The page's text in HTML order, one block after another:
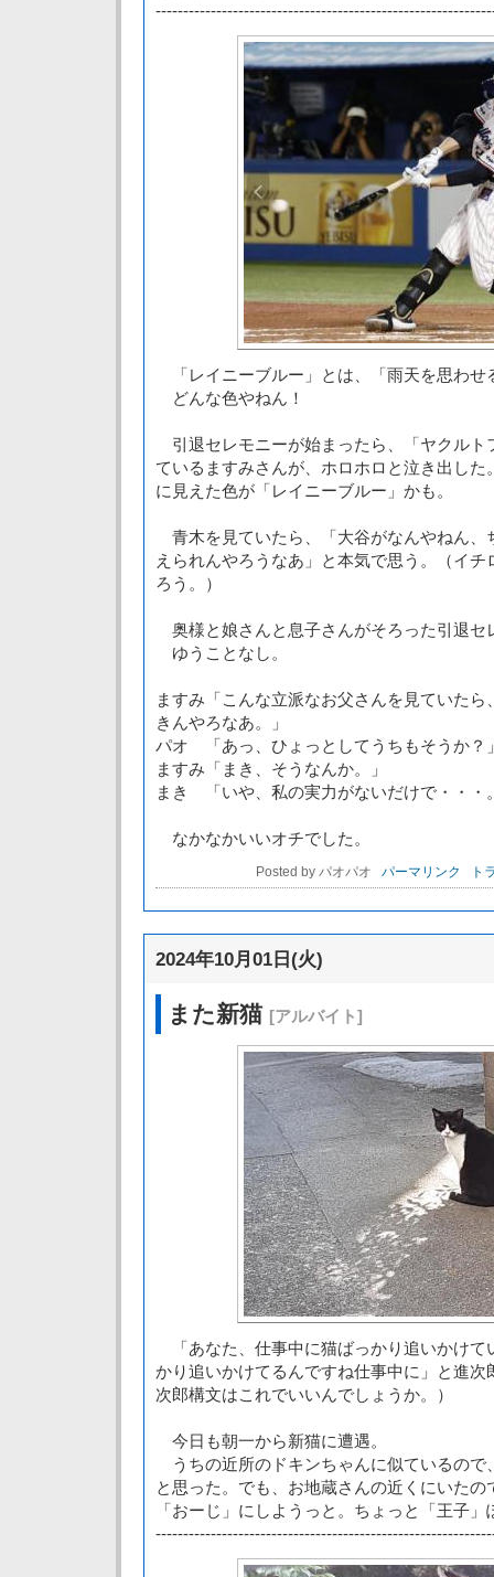
「レイニーブルー」とは、「雨天を思わせ
どんな色やねん！
引退セレモニーが始まったら、「ヤクルト
ているますみさんが、ホロホロと泣き出した
に見えた色が「レイニーブルー」かも。
青木を見ていたら、「大谷がなんやねん、
えられんやろうなあ」と本気で思う。（イ
ろう。）
奥様と娘さんと息子さんがそろった引退セ
ゆうことなし。
ますみ「こんな立派なお父さんを見ていた
きんやろなあ。」
パオ 「あっ、ひょっとしてうちもそうか？
ますみ「まき、そうなんか。」
まき 「いや、私の実力がないだけで・・・
なかなかいいオチでした。
Posted by パオパオ パーマリンク ト
2024年10月01日(火)
また新猫 [アルバイト]
「あなた、仕事中に猫ばっかり追いかけて
かり追いかけてるんですね仕事中に」と進次
次郎構文はこれでいいんでしょうか。）
今日も朝一から新猫に遭遇。
うちの近所のドキンちゃんに似ているので
と思った。でも、お地蔵さんの近くにいた
「おーじ」にしようっと。ちょっと「王子